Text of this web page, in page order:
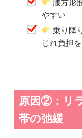
腰方形
やすい
乗り降
じれ負担
原因②：リ
帯の弛緩